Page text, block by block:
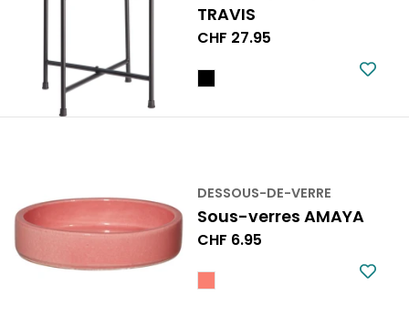
TRAVIS
Prix
CHF 27.95
DESSOUS-DE-VERRE
Sous-verres AMAYA
Prix
CHF 6.95